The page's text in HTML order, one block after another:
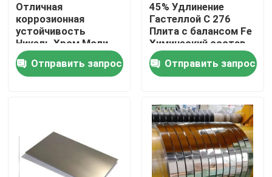
Дом
Путешествие фабрики
Отличная
коррозионная
устойчивость
Никель Хром Моли
Сплотность 8,89 Г/
см3Отправить запрос
45% Удлинение
Гастеллой C 276
Плита с балансом Fe
Химический состав
Отправить запрос